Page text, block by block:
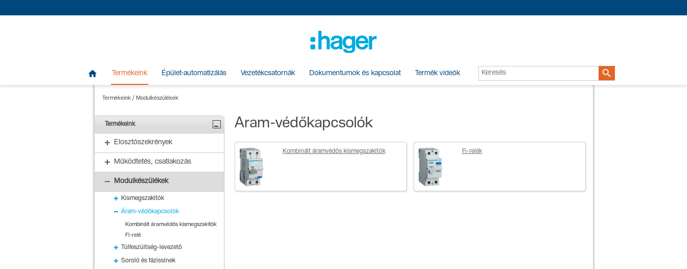
 Termékeink Épület-automatizálás Vezetékcsatornák Dokumentumok és kapcsolat Termék videók 
Termékeink/ Modulkészülékek
Termékeink
Elosztószekrények
Működtetés, csatlakozás
Modulkészülékek
Kismegszakítók
Áram-védőkapcsolók
Kombinált áramvédős kismegszakítók
FI-relé
Túlfeszültség-levezető
Soroló és fázissínek
Áram-védőkapcsolók
Kombinált áramvédős kismegszakítók Fi-relék